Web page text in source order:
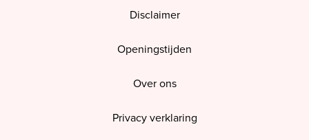
Disclaimer
Openingstijden
Over ons
Privacy verklaring